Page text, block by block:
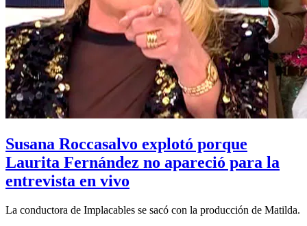
Susana Roccasalvo explotó porque
Laurita Fernández no apareció para la
entrevista en vivo
La conductora de Implacables se sacó con la producción de Matilda.